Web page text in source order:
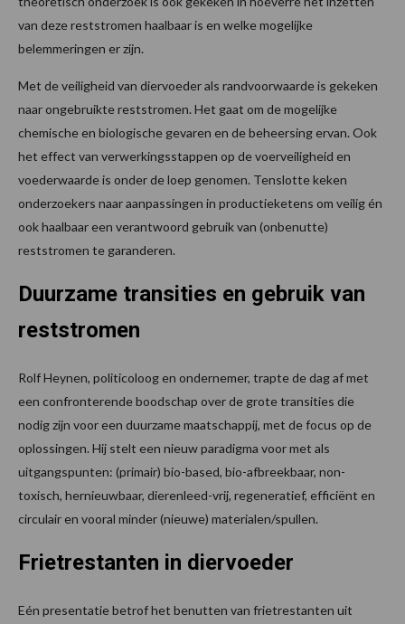
van deze reststromen haalbaar is en welke mogelijke
belemmeringen er zijn.
Met de veiligheid van diervoeder als randvoorwaarde is gekeken
naar ongebruikte reststromen. Het gaat om de mogelijke
chemische en biologische gevaren en de beheersing ervan. Ook
het effect van verwerkingsstappen op de voerveiligheid en
voederwaarde is onder de loep genomen. Tenslotte keken
onderzoekers naar aanpassingen in productieketens om veilig én
ook haalbaar een verantwoord gebruik van (onbenutte)
reststromen te garanderen.
Duurzame transities en gebruik van
reststromen
Rolf Heynen, politicoloog en ondernemer, trapte de dag af met
een confronterende boodschap over de grote transities die
nodig zijn voor een duurzame maatschappij, met de focus op de
oplossingen. Hij stelt een nieuw paradigma voor met als
uitgangspunten: (primair) bio-based, bio-afbreekbaar, non-
toxisch, hernieuwbaar, dierenleed-vrij, regeneratief, efficiënt en
circulair en vooral minder (nieuwe) materialen/spullen.
Frietrestanten in diervoeder
Eén presentatie betrof het benutten van frietrestanten uit